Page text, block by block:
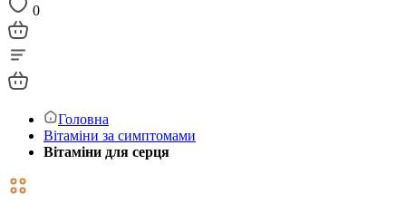
0
Головна
Вітаміни за симптомами
Вітаміни для серця